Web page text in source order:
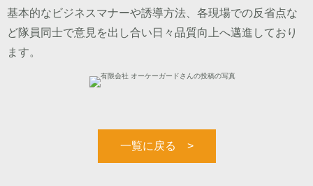
基本的なビジネスマナーや誘導方法、各現場での反省点な
ど隊員同士で意見を出し合い日々品質向上へ邁進しており
ます。
一覧に戻る >